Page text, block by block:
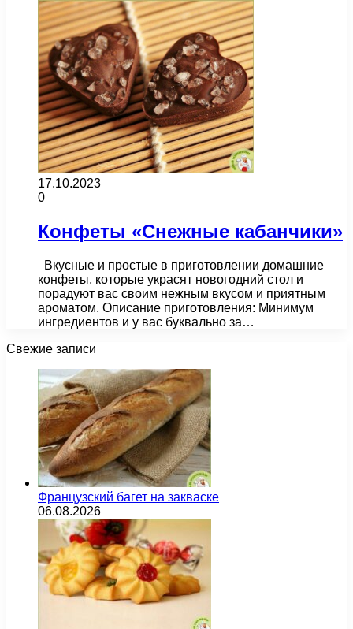
17.10.2023
0
Конфеты «Снежные кабанчики»
Вкусные и простые в приготовлении домашние
конфеты, которые украсят новогодний стол и
порадуют вас своим нежным вкусом и приятным
ароматом. Описание приготовления: Минимум
ингредиентов и у вас буквально за…
Свежие записи
Французский багет на закваске
06.08.2026